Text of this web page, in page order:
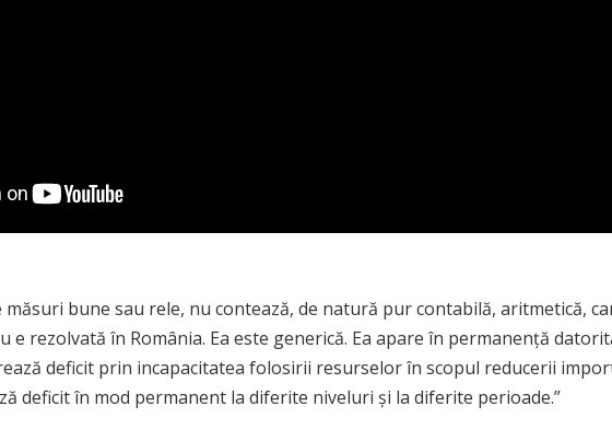
măsuri bune sau rele, nu contează, de natură pur contabilă, aritmetică,
e rezolvată în România. Ea este generică. Ea apare în permanență
deficit prin incapacitatea folosirii resurselor în scopul reducerii
deficit în mod permanent la diferite niveluri și la diferite perioade.”